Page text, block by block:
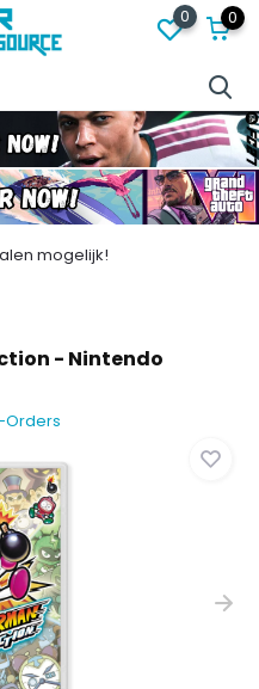
0 0
mogelijk!
- Nintendo
Orders